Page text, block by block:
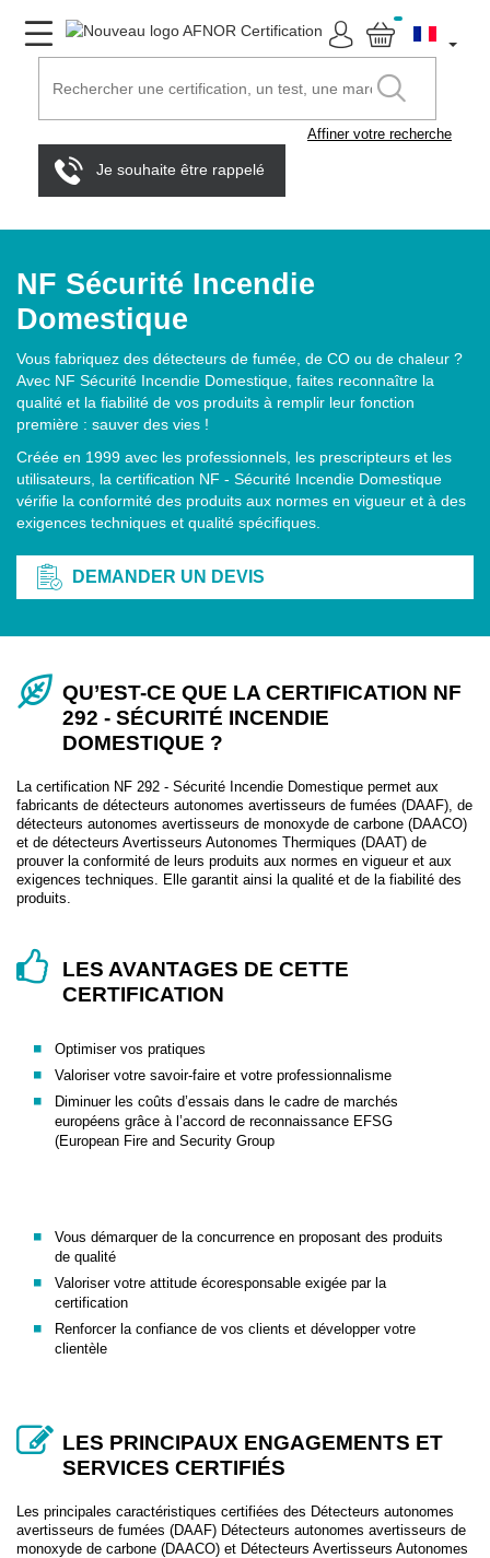
Affiner votre recherche
Je souhaite être rappelé
NF Sécurité Incendie
Domestique
Vous fabriquez des détecteurs de fumée, de CO ou de chaleur ?
Avec NF Sécurité Incendie Domestique, faites reconnaître la
qualité et la fiabilité de vos produits à remplir leur fonction
première : sauver des vies !
Créée en 1999 avec les professionnels, les prescripteurs et les
utilisateurs, la certification NF - Sécurité Incendie Domestique
vérifie la conformité des produits aux normes en vigueur et à des
exigences techniques et qualité spécifiques.
DEMANDER UN DEVIS
QU’EST-CE QUE LA CERTIFICATION NF
292 - SÉCURITÉ INCENDIE
DOMESTIQUE ?
La certification NF 292 - Sécurité Incendie Domestique permet aux
fabricants de détecteurs autonomes avertisseurs de fumées (DAAF), de
détecteurs autonomes avertisseurs de monoxyde de carbone (DAACO)
et de détecteurs Avertisseurs Autonomes Thermiques (DAAT) de
prouver la conformité de leurs produits aux normes en vigueur et aux
exigences techniques. Elle garantit ainsi la qualité et de la fiabilité des
produits.
LES AVANTAGES DE CETTE
CERTIFICATION
Optimiser vos pratiques
Valoriser votre savoir-faire et votre professionnalisme
Diminuer les coûts d’essais dans le cadre de marchés
européens grâce à l’accord de reconnaissance EFSG
(European Fire and Security Group
Vous démarquer de la concurrence en proposant des produits
de qualité
Valoriser votre attitude écoresponsable exigée par la
certification
Renforcer la confiance de vos clients et développer votre
clientèle
LES PRINCIPAUX ENGAGEMENTS ET
SERVICES CERTIFIÉS
Les principales caractéristiques certifiées des Détecteurs autonomes
avertisseurs de fumées (DAAF) Détecteurs autonomes avertisseurs de
monoxyde de carbone (DAACO) et Détecteurs Avertisseurs Autonomes